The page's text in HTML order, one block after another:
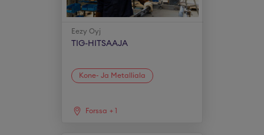
Eezy Oyj
TIG-HITSAAJA
Kone- Ja Metalliala
Forssa + 1